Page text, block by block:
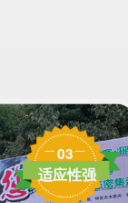
03
适应性强